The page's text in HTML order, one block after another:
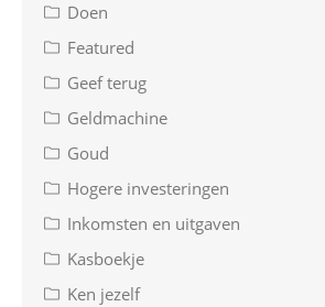
Doen
Featured
Geef terug
Geldmachine
Goud
Hogere investeringen
Inkomsten en uitgaven
Kasboekje
Ken jezelf